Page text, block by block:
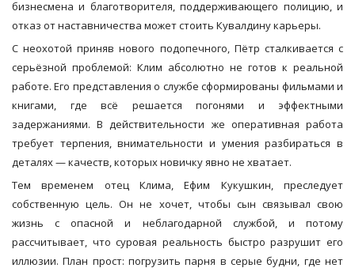
бизнесмена и благотворителя, поддерживающего полицию, и
отказ от наставничества может стоить Кувалдину карьеры.
С неохотой приняв нового подопечного, Пётр сталкивается с
серьёзной проблемой: Клим абсолютно не готов к реальной
работе. Его представления о службе сформированы фильмами и
книгами, где всё решается погонями и эффектными
задержаниями. В действительности же оперативная работа
требует терпения, внимательности и умения разбираться в
деталях — качеств, которых новичку явно не хватает.
Тем временем отец Клима, Ефим Кукушкин, преследует
собственную цель. Он не хочет, чтобы сын связывал свою
жизнь с опасной и неблагодарной службой, и потому
рассчитывает, что суровая реальность быстро разрушит его
иллюзии. План прост: погрузить парня в серые будни, где нет